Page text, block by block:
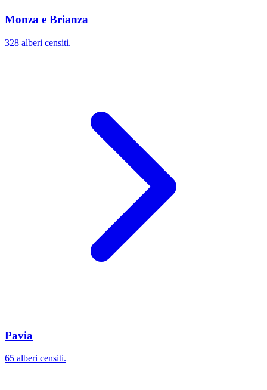
Monza e Brianza
328 alberi censiti.
Pavia
65 alberi censiti.